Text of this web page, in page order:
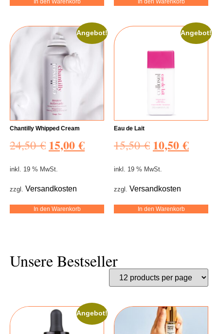
Angebot!
Chantilly Whipped Cream
24,50€ 15,00€
inkl. 19 % MwSt.
zzgl. Versandkosten
In den Warenkorb
Angebot!
Eau de Lait
15,50€ 10,50€
inkl. 19 % MwSt.
zzgl. Versandkosten
In den Warenkorb
Unsere Bestseller
Angebot!